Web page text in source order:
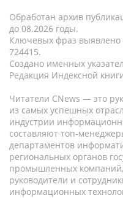
Обработан архив
до 08.2026 годы.
Ключевых фраз выявлено
724415.
Создано именных
Редакция Индексной
Читатели CNews — это
из самых успешных
индустрии
составляют топ-
департаментов
региональных органов
промышленных
руководители и
информационных